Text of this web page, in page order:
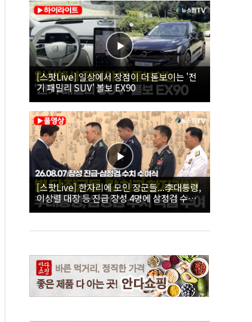
[스팟Live] 일상에서 장점이 더 돋보이는 '전
기 패밀리 SUV' 볼보 EX90
[스팟Live] 한자리에 모인 장군들...李대통령,
이상렬 대장 등 진급 장성 4명에 삼정검 수치
직접 수여｜26.08.07 장성 진급·삼정검 수치